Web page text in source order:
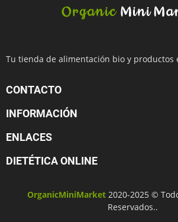
Tu tienda de alimentación bio y productos
CONTACTO
INFORMACIÓN
ENLACES
DIETÉTICA ONLINE
OrganicMiniMarket 2020-2025 ©
Reservados..